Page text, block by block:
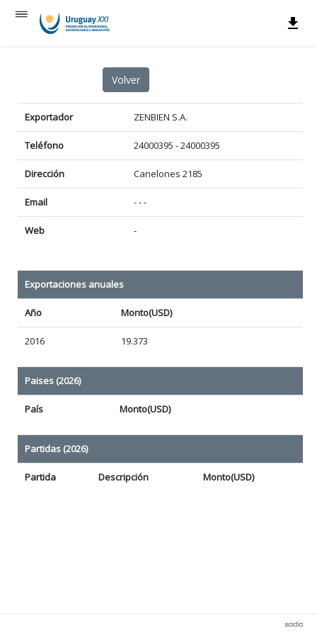
Exportador ZENBIEN S.A.
Teléfono 24000395 - 24000395
Dirección Canelones 2185
Email - - -
Web -
Exportaciones anuales
Año Monto(USD)
2016 19.373
Paises (2026)
País Monto(USD)
Partidas (2026)
Partida Descripción Monto(USD)